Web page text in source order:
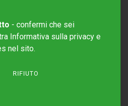
daRedesign
- confermi che sei
Informativa sulla privacy e
nel sito.
RIFIUTO